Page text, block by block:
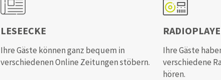
LESEECKE
Ihre Gäste können ganz bequem in
verschiedenen Online Zeitungen stöbern.
Ihre Gäste
verschiedene
hören.